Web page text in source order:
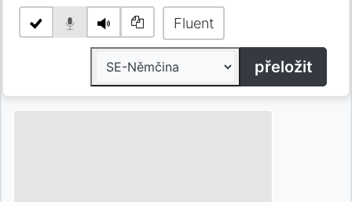
Fluent
přeložit